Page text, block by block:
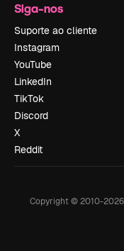
Siga-nos
Suporte ao cliente
Instagram
YouTube
LinkedIn
TikTok
Discord
X
Reddit
Copyright © 2010-2026